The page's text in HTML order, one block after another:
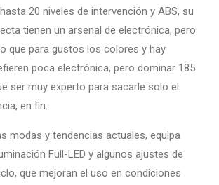
20 niveles de intervención y ABS, su
tienen un arsenal de electrónica, pero
que para gustos los colores y hay
poca electrónica, pero dominar 185
ser muy experto para sacarle solo el
en fin.
modas y tendencias actuales, equipa
Full-LED y algunos ajustes de
que mejoran el uso en condiciones